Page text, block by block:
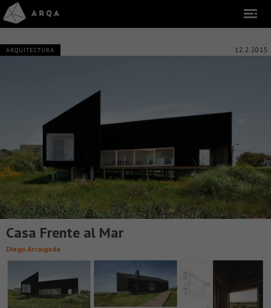
ARQUITECTURA 12.2.2015
Casa Frente al Mar
Diego Arraigada